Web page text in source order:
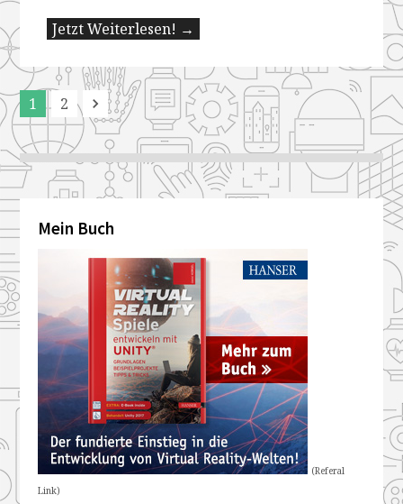
Jetzt Weiterlesen! →
1 2 Next
Mein Buch
(Referal
Link)